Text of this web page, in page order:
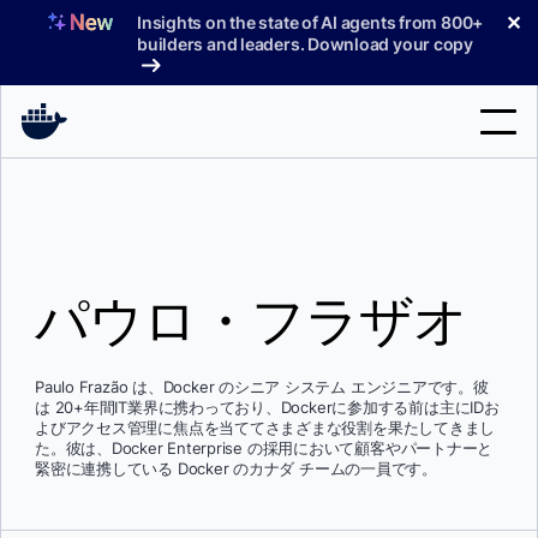
へ
Insights on the state of AI agents from 800+
builders and leaders. Download your copy
✕
ブログ
ドキュメント
パウロ・フラザオ
Paulo Frazão は、Docker のシニア システム エンジニアです。彼
は 20+年間IT業界に携わっており、Dockerに参加する前は主にIDお
よびアクセス管理に焦点を当ててさまざまな役割を果たしてきまし
た。彼は、Docker Enterprise の採用において顧客やパートナーと
緊密に連携している Docker のカナダ チームの一員です。